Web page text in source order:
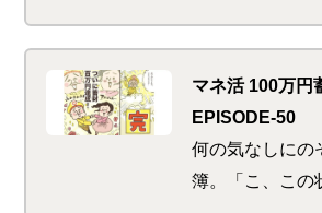
う、恐ろしく暑
の夏。サスティ
コロジーに気を
イケ女を目指し
そんなことより
ス…
マネ活 100万円
EPISODE-50
何の気なしにの
簿。「こ、この